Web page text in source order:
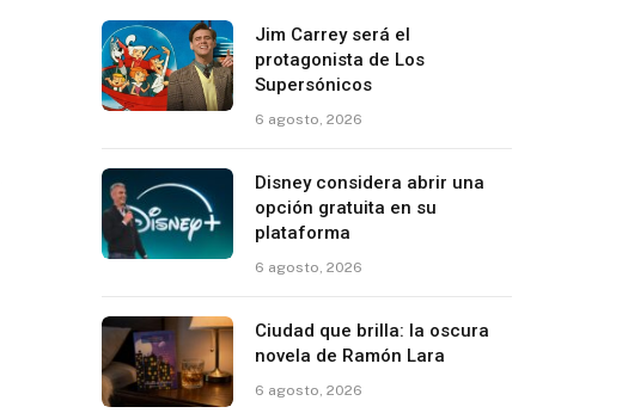
Jim Carrey será el
protagonista de Los
Supersónicos
6 agosto, 2026
Disney considera abrir una
opción gratuita en su
plataforma
6 agosto, 2026
Ciudad que brilla: la oscura
novela de Ramón Lara
6 agosto, 2026